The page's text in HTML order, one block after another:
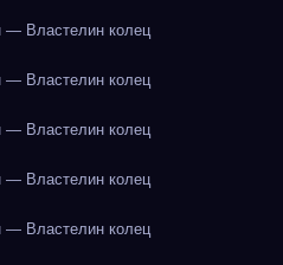
— Властелин колец
— Властелин колец
— Властелин колец
— Властелин колец
— Властелин колец